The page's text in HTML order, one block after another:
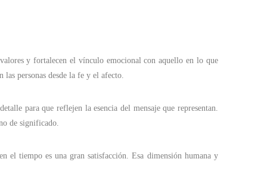
y fortalecen el vínculo emocional con aquello en lo que
las personas desde la fe y el afecto.
para que reflejen la esencia del mensaje que representan.
de significado.
el tiempo es una gran satisfacción. Esa dimensión humana y